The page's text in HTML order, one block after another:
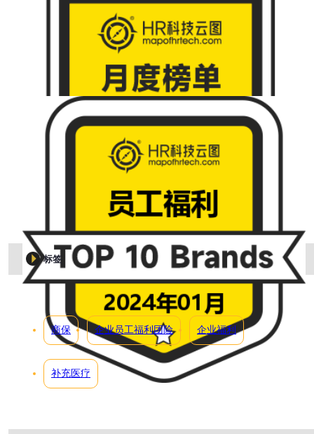
标签
商保 企业员工福利团险 企业福利
补充医疗